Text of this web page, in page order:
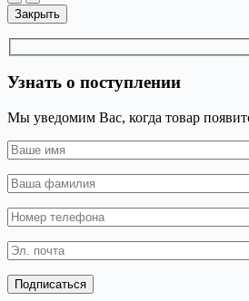
Закрыть
Узнать о поступлении
Мы уведомим Вас, когда товар